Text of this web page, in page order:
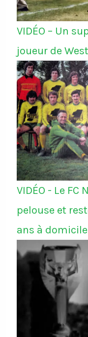
VIDÉO – Un
joueur de
VIDÉO - Le
pelouse et
ans à domicile